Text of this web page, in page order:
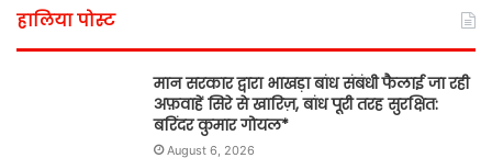
हालिया पोस्ट
मान सरकार द्वारा भाखड़ा बांध संबंधी फैलाई जा रही
अफ़वाहें सिरे से खारिज़, बांध पूरी तरह सुरक्षित:
बरिंदर कुमार गोयल*
August 6, 2026